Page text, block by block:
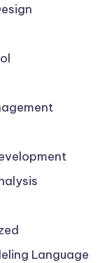
Language